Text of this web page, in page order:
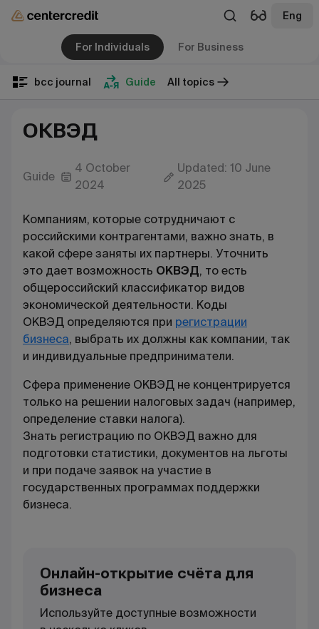
Eng
For Individuals For Business
bcc journal Guide All topics
ОКВЭД
Guide
4 October
2024
Updated: 10 June
2025
Компаниям, которые сотрудничают с
российскими контрагентами, важно знать, в
какой сфере заняты их партнеры. Уточнить
это дает возможность ОКВЭД, то есть
общероссийский классификатор видов
экономической деятельности. Коды
ОКВЭД определяются при регистрации
бизнеса, выбрать их должны как компании, так
и индивидуальные предприниматели.
Сфера применение ОКВЭД не концентрируется
только на решении налоговых задач (например,
определение ставки налога).
Знать регистрацию по ОКВЭД важно для
подготовки статистики, документов на льготы
и при подаче заявок на участие в
государственных программах поддержки
бизнеса.
Онлайн-открытие счёта для
бизнеса
Используйте доступные возможности